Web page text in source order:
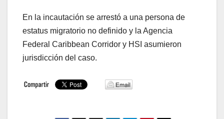
En la incautación se arrestó a una persona de
estatus migratorio no definido y la Agencia
Federal Caribbean Corridor y HSI asumieron
jurisdicción del caso.